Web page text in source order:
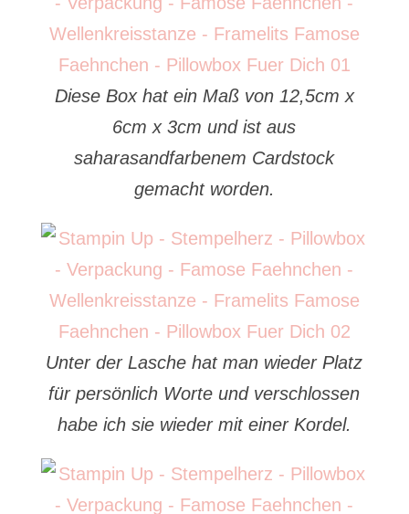
Diese Box hat ein Maß von 12,5cm x
6cm x 3cm und ist aus
saharasandfarbenem Cardstock
gemacht worden.
Unter der Lasche hat man wieder Platz
für persönlich Worte und verschlossen
habe ich sie wieder mit einer Kordel.